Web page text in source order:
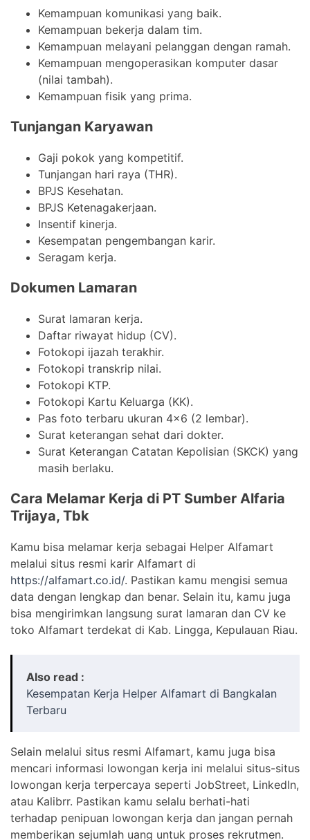
Kemampuan komunikasi yang baik.
Kemampuan bekerja dalam tim.
Kemampuan melayani pelanggan dengan ramah.
Kemampuan mengoperasikan komputer dasar
(nilai tambah).
Kemampuan fisik yang prima.
Tunjangan Karyawan
Gaji pokok yang kompetitif.
Tunjangan hari raya (THR).
BPJS Kesehatan.
BPJS Ketenagakerjaan.
Insentif kinerja.
Kesempatan pengembangan karir.
Seragam kerja.
Dokumen Lamaran
Surat lamaran kerja.
Daftar riwayat hidup (CV).
Fotokopi ijazah terakhir.
Fotokopi transkrip nilai.
Fotokopi KTP.
Fotokopi Kartu Keluarga (KK).
Pas foto terbaru ukuran 4×6 (2 lembar).
Surat keterangan sehat dari dokter.
Surat Keterangan Catatan Kepolisian (SKCK) yang
masih berlaku.
Cara Melamar Kerja di PT Sumber Alfaria
Trijaya, Tbk
Kamu bisa melamar kerja sebagai Helper Alfamart
melalui situs resmi karir Alfamart di
https://alfamart.co.id/. Pastikan kamu mengisi semua
data dengan lengkap dan benar. Selain itu, kamu juga
bisa mengirimkan langsung surat lamaran dan CV ke
toko Alfamart terdekat di Kab. Lingga, Kepulauan Riau.
Also read :
Kesempatan Kerja Helper Alfamart di Bangkalan
Terbaru
Selain melalui situs resmi Alfamart, kamu juga bisa
mencari informasi lowongan kerja ini melalui situs-situs
lowongan kerja terpercaya seperti JobStreet, LinkedIn,
atau Kalibrr. Pastikan kamu selalu berhati-hati
terhadap penipuan lowongan kerja dan jangan pernah
memberikan sejumlah uang untuk proses rekrutmen.